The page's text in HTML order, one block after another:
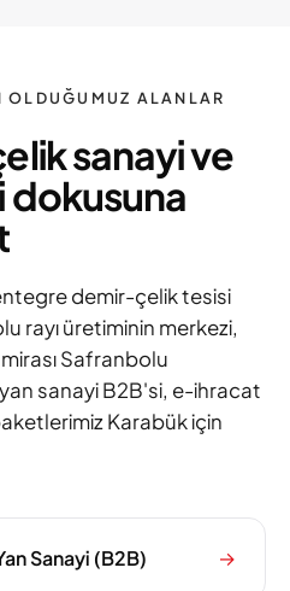
ALANLAR
sanayi ve
dokusuna
demir-çelik tesisi
rayı üretiminin merkezi,
Safranbolu
yan sanayi B2B'si, e-ihracat
Karabük için
Sanayi (B2B) →